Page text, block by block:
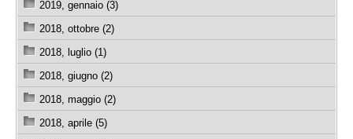
2019, gennaio (3)
2018, ottobre (2)
2018, luglio (1)
2018, giugno (2)
2018, maggio (2)
2018, aprile (5)